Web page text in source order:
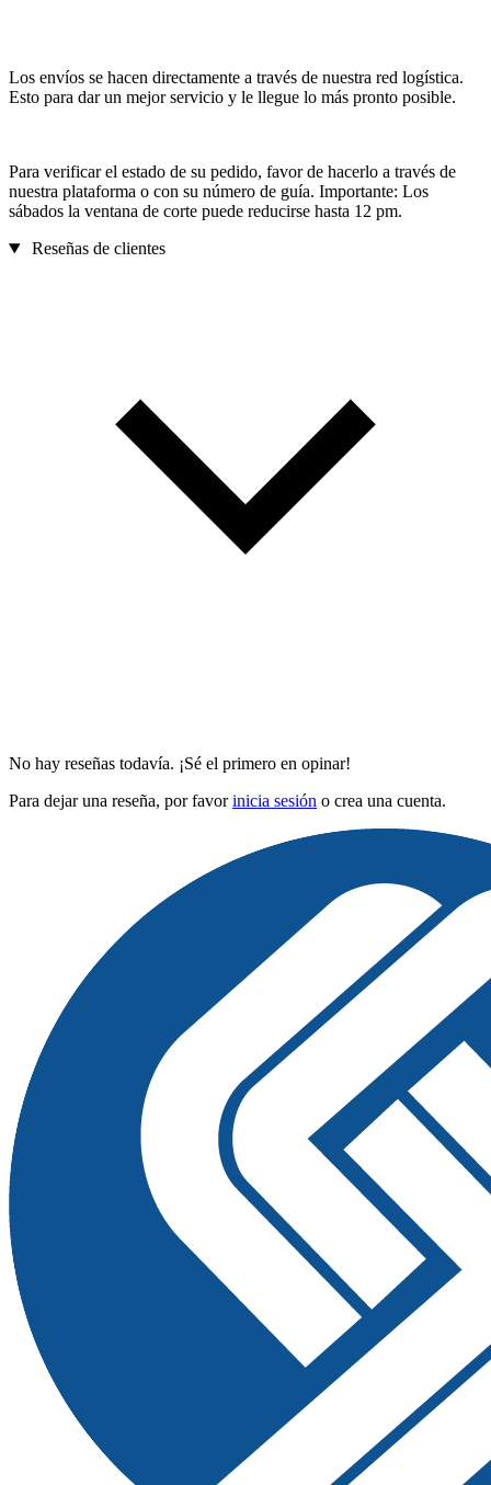
Los envíos se hacen directamente a través de nuestra red logística.
Esto para dar un mejor servicio y le llegue lo más pronto posible.
Para verificar el estado de su pedido, favor de hacerlo a través de
nuestra plataforma o con su número de guía. Importante: Los
sábados la ventana de corte puede reducirse hasta 12 pm.
Reseñas de clientes
No hay reseñas todavía. ¡Sé el primero en opinar!
Para dejar una reseña, por favorinicia sesión o crea una cuenta.